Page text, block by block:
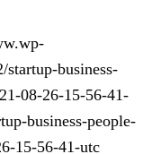
startup-business-
08-26-15-56-41-
business-people-
15-56-41-utc